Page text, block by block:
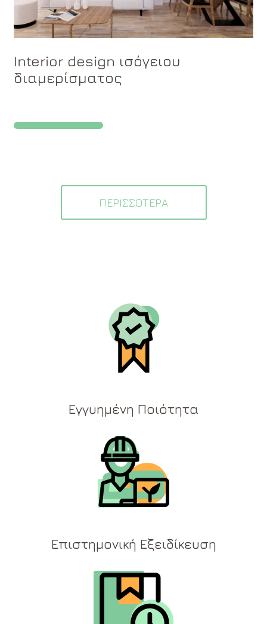
Interior design ισόγειου
διαμερίσματος
ΠΕΡΙΣΣΟΤΕΡΑ
Εγγυημένη Ποιότητα
Επιστημονική Εξειδίκευση